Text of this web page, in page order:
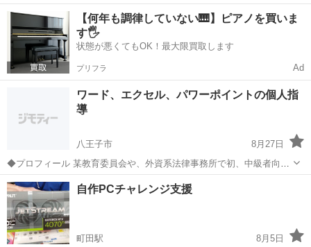
えます。 Excel,Wordなどの簡単な使い方などもレクチャーします。
その他、用途や予算に応じたゲーミングパソコンの作成やゲームの設
定、パソコンの改造など...
東京 町田市 成瀬駅 Windows総合 個人
【何年も調律していない🎹】ピアノを買いま
す🖐️
状態が悪くてもOK！最大限買取します
プリフラ Ad
ワード、エクセル、パワーポイントの個人指
導
八王子市
8月27日
◆プロフィール 某教育委員会や、外資系法律事務所で初、中級者向け
のIT講師として、ワード、エクセル、パワーポイント等を計4年程度教
えてました。 某教育委員会のHPには私が企画制作したパワーポイント
英語教材がありま...
東京 八王子市 無料
自作PCチャレンジ支援
町田駅
8月5日